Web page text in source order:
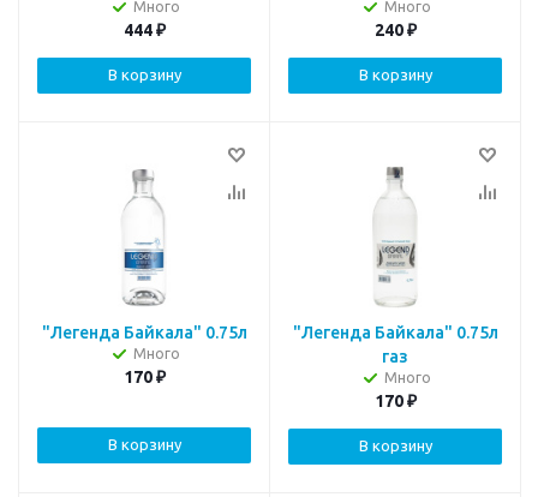
Много
444₽
В корзину
Много
240₽
В корзину
"Легенда Байкала" 0.75л
Много
170₽
В корзину
"Легенда Байкала" 0.75л
газ
Много
170₽
В корзину